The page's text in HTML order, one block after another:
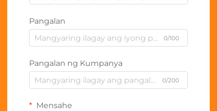
Pangalan
0/100
Pangalan ng Kumpanya
0/200
Mensahe